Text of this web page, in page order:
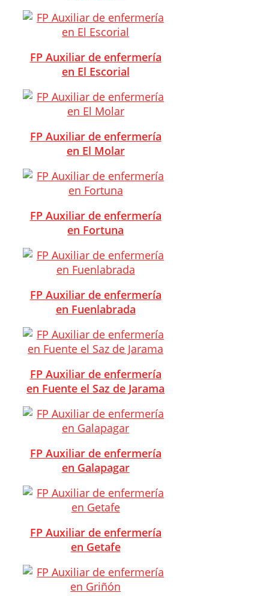
FP Auxiliar de enfermería
en El Escorial
FP Auxiliar de enfermería
en El Molar
FP Auxiliar de enfermería
en Fortuna
FP Auxiliar de enfermería
en Fuenlabrada
FP Auxiliar de enfermería
en Fuente el Saz de Jarama
FP Auxiliar de enfermería
en Galapagar
FP Auxiliar de enfermería
en Getafe